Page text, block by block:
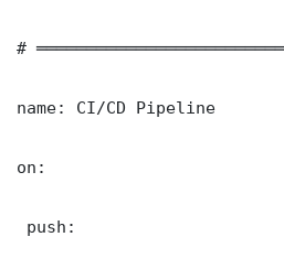
#
name: CI/CD Pipeline
on:
push: